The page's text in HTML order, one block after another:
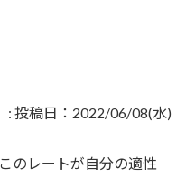
: 投稿日：2022/06/08(水)
のレートが自分の適性